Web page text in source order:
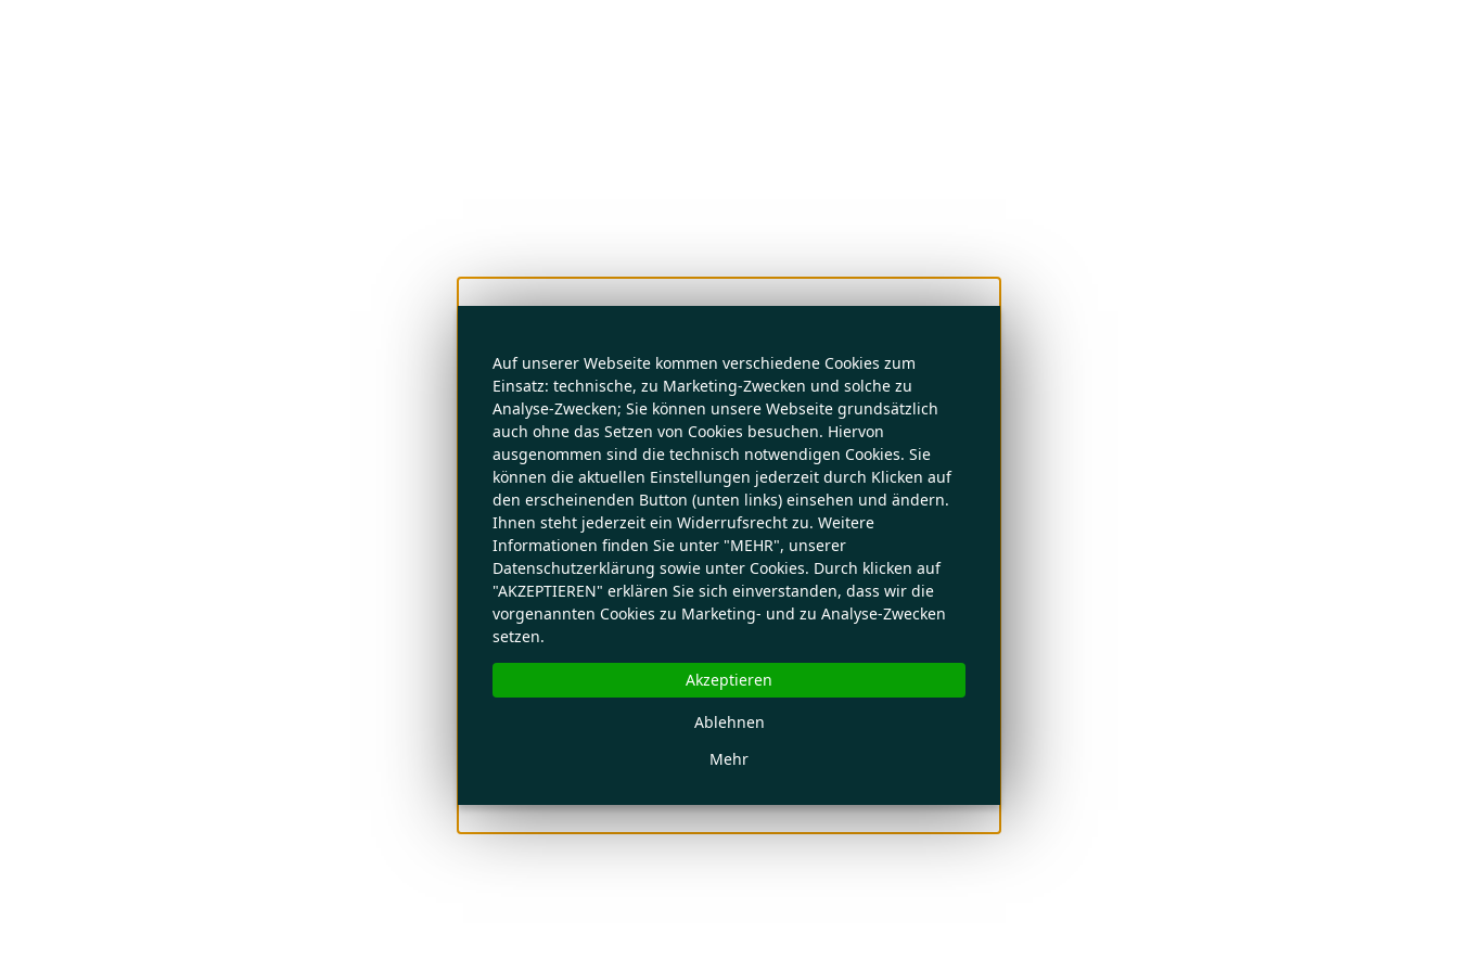
Auf unserer Webseite kommen verschiedene Cookies zum
Einsatz: technische, zu Marketing-Zwecken und solche zu
Analyse-Zwecken; Sie können unsere Webseite grundsätzlich
auch ohne das Setzen von Cookies besuchen. Hiervon
ausgenommen sind die technisch notwendigen Cookies. Sie
können die aktuellen Einstellungen jederzeit durch Klicken auf
den erscheinenden Button (unten links) einsehen und ändern.
Ihnen steht jederzeit ein Widerrufsrecht zu. Weitere
Informationen finden Sie unter "MEHR", unserer
Datenschutzerklärung sowie unter Cookies. Durch klicken auf
"AKZEPTIEREN" erklären Sie sich einverstanden, dass wir die
vorgenannten Cookies zu Marketing- und zu Analyse-Zwecken
setzen.
Mehr
Ablehnen
Akzeptieren